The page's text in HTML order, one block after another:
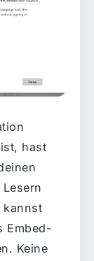
hast
kannst
Embed-
Keine